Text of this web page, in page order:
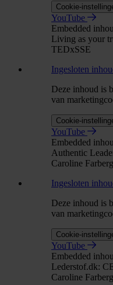
Cookie-
YouTube
Embedded
Living as your
TEDxSSE
Ingesloten
Deze inhoud is
van
Cookie-
YouTube
Embedded
Authentic
Caroline
Ingesloten
Deze inhoud is
van
Cookie-
YouTube
Embedded
Lederstof.dk:
Caroline